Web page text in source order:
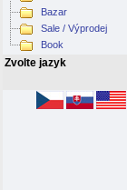
Bazar
Sale / Výprodej
Book
Zvolte jazyk